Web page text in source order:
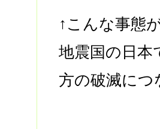
↑こんな事態
地震国の日本
方の破滅につ